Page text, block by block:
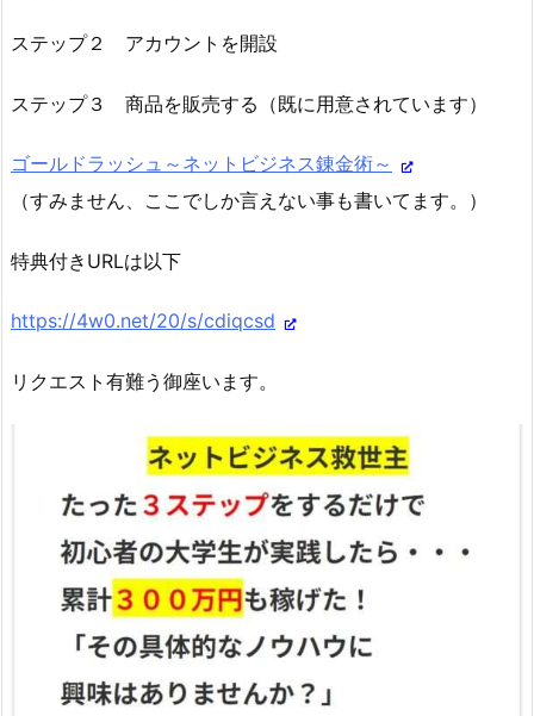
ステップ２ アカウントを開設
ステップ３ 商品を販売する（既に用意されています）
ゴールドラッシュ～ネットビジネス錬金術～
（すみません、ここでしか言えない事も書いてます。）
特典付きURLは以下
https://4w0.net/20/s/cdiqcsd
リクエスト有難う御座います。